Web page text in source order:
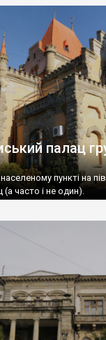
палац
пункті на
(а часто і не один).